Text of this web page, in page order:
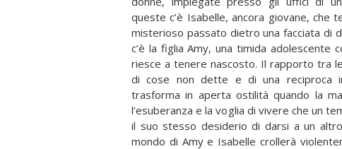
queste c’è Isabelle, ancora giovane, che
misterioso passato dietro una facciata di
c’è la figlia Amy, una timida adolescente
riesce a tenere nascosto. Il rapporto tra
di cose non dette e di una reciproca
trasforma in aperta ostilità quando la
l’esuberanza e la voglia di vivere che un
il suo stesso desiderio di darsi a un
mondo di Amy e Isabelle crollerà